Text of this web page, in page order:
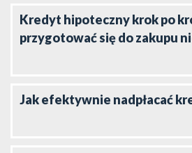
Kredyt hipoteczny krok po
przygotować się do zakupu
Jak efektywnie nadpłacać